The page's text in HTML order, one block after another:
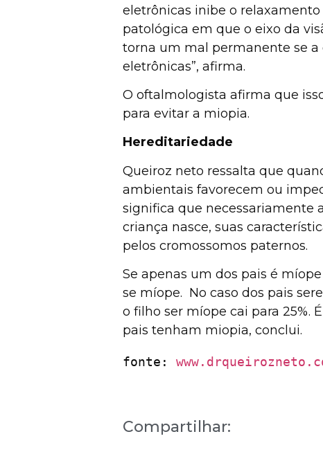
eletrônicas inibe o
patológica em que o eixo da
torna um mal permanente se
eletrônicas”, afirma.
O oftalmologista afirma que
para evitar a miopia.
Hereditariedade
Queiroz neto ressalta que
ambientais favorecem ou
significa que necessariamente
criança nasce, suas
pelos cromossomos paternos.
Se apenas um dos pais é
se míope. No caso dos pais
o filho ser míope cai para 25%.
pais tenham miopia, conclui.
fonte:
Compartilhar: